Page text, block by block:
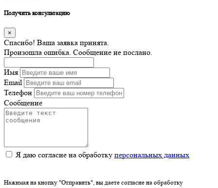
Получить консультацию
×
Спасибо! Ваша заявка принята.
Произошла ошибка. Сообщение не послано.
Имя
Email
Телефон
Сообщение
Я даю согласие на обработку персональных данных
Нажимая на кнопку "Отправить", вы даете согласие на обработку